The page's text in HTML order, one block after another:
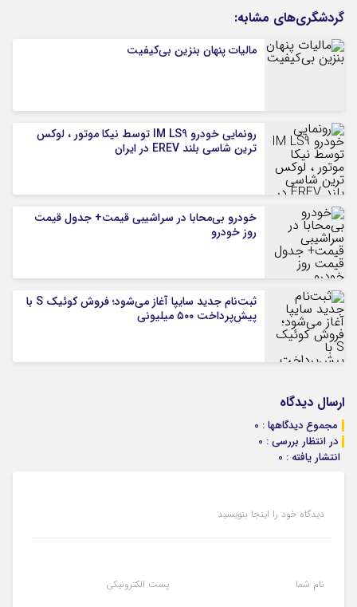
گردشگری‌های مشابه:
مالیات پنهان بنزین بی‌کیفیت
رونمایی خودرو IM LS9 توسط نیکا موتور ، لوکس
ترین شاسی بلند EREV در ایران
خودرو بی‌محابا در سراشیبی قیمت+ جدول قیمت
روز خودرو
ثبت‌نام جدید سایپا آغاز می‌شود؛ فروش کوئیک S با
پیش‌پرداخت ۵۰۰ میلیونی
ارسال دیدگاه
مجموع دیدگاهها : 0
در انتظار بررسی : 0
انتشار یافته : 0
دیدگاه خود را اینجا بنویسید
نام شما پست الکترونیکی